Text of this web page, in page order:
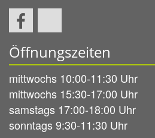
Öffnungszeiten
mittwochs 10:00-11:30 Uhr
mittwochs 15:30-17:00 Uhr
samstags 17:00-18:00 Uhr
sonntags 9:30-11:30 Uhr